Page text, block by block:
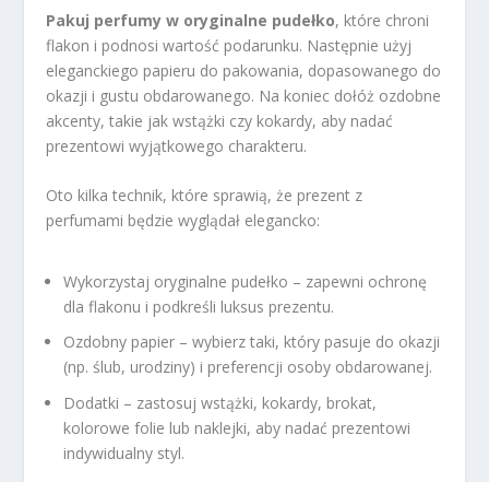
Pakuj perfumy w oryginalne pudełko, które chroni
flakon i podnosi wartość podarunku. Następnie użyj
eleganckiego papieru do pakowania, dopasowanego do
okazji i gustu obdarowanego. Na koniec dołóż ozdobne
akcenty, takie jak wstążki czy kokardy, aby nadać
prezentowi wyjątkowego charakteru.
Oto kilka technik, które sprawią, że prezent z
perfumami będzie wyglądał elegancko:
Wykorzystaj oryginalne pudełko – zapewni ochronę
dla flakonu i podkreśli luksus prezentu.
Ozdobny papier – wybierz taki, który pasuje do okazji
(np. ślub, urodziny) i preferencji osoby obdarowanej.
Dodatki – zastosuj wstążki, kokardy, brokat,
kolorowe folie lub naklejki, aby nadać prezentowi
indywidualny styl.